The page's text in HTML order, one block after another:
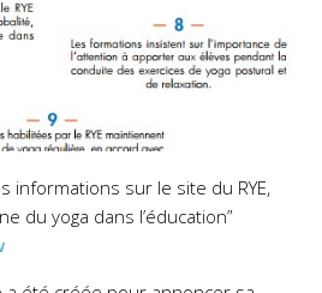
informations sur le site du RYE,
du yoga dans l’éducation”